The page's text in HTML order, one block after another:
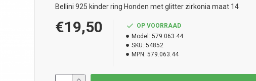
Bellini 925 kinder ring Honden met glitter zirkonia maat 14
€19,50
OP VOORRAAD
Model: 579.063.44
SKU: 54852
MPN: 579.063.44